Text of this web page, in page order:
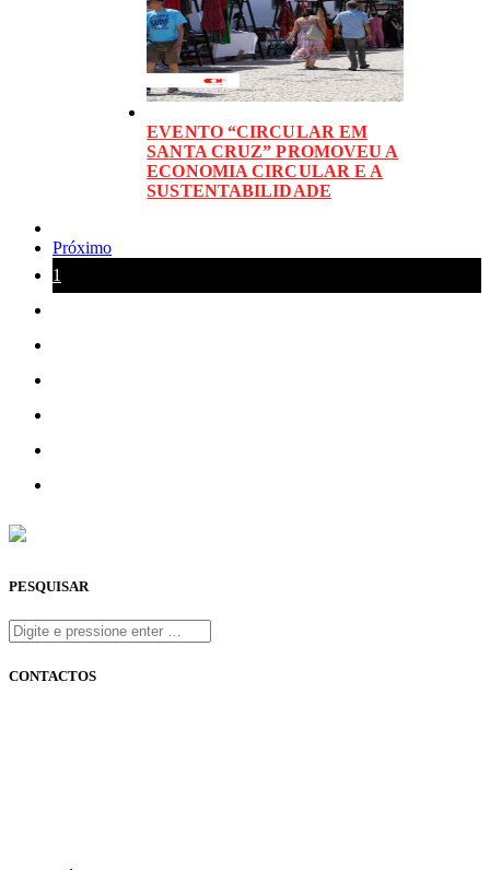
EVENTO “CIRCULAR EM
SANTA CRUZ” PROMOVEU A
ECONOMIA CIRCULAR E A
SUSTENTABILIDADE
Próximo
1
PESQUISAR
CONTACTOS